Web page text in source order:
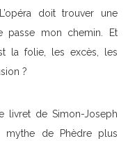
doit trouver une
passe mon chemin. Et
la folie, les excès, les
?
livret de Simon-Joseph
mythe de Phèdre plus